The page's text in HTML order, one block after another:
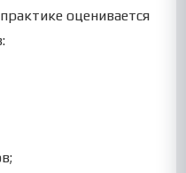
оценивается